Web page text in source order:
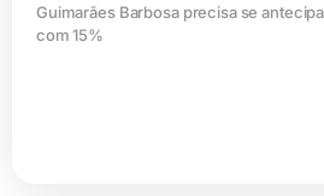
Guimarães Barbosa precisa se
com 15%